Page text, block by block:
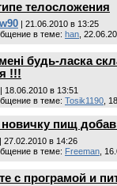
телосложения
| 21.06.2010 в 13:25
в теме: han ,
будь-ласка
!!!
| 18.06.2010 в 13:51
в теме: Tosik1190 ,
пищ
| 27.02.2010 в 14:26
в теме: Freeman ,
с програмой и